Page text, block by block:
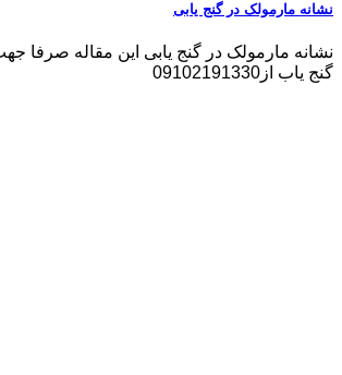
نشانه مارمولک در گنج یابی
نشانه مارمولک در گنج یابی این مقاله صرفا
گنج یاب از09102191330